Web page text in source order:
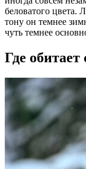
беловатого цвета.
тону он темнее
чуть темнее
Где обитает